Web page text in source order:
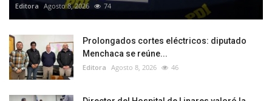
Editora Agosto 8, 2026 74
Prolongados cortes eléctricos: diputado
Menchaca se reúne...
Editora Agosto 8, 2026 46